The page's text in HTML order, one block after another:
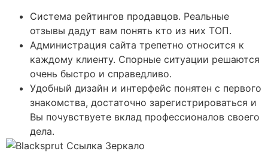
Система рейтингов продавцов. Реальные
отзывы дадут вам понять кто из них ТОП.
Администрация сайта трепетно относится к
каждому клиенту. Спорные ситуации решаются
очень быстро и справедливо.
Удобный дизайн и интерфейс понятен с первого
знакомства, достаточно зарегистрироваться и
Вы почувствуете вклад профессионалов своего
дела.